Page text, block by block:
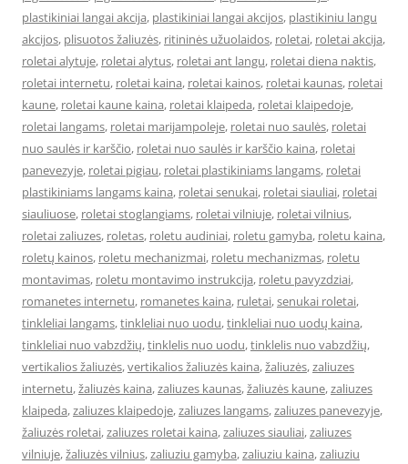
plastikiniai langai akcija, plastikiniai langai akcijos, plastikiniu langu
akcijos, plisuotos žaliuzės, ritininės užuolaidos, roletai, roletai akcija,
roletai alytuje, roletai alytus, roletai ant langu, roletai diena naktis,
roletai internetu, roletai kaina, roletai kainos, roletai kaunas, roletai
kaune, roletai kaune kaina, roletai klaipeda, roletai klaipedoje,
roletai langams, roletai marijampoleje, roletai nuo saulės, roletai
nuo saulės ir karščio, roletai nuo saulės ir karščio kaina, roletai
panevezyje, roletai pigiau, roletai plastikiniams langams, roletai
plastikiniams langams kaina, roletai senukai, roletai siauliai, roletai
siauliuose, roletai stoglangiams, roletai vilniuje, roletai vilnius,
roletai zaliuzes, roletas, roletu audiniai, roletu gamyba, roletu kaina,
roletų kainos, roletu mechanizmai, roletu mechanizmas, roletu
montavimas, roletu montavimo instrukcija, roletu pavyzdziai,
romanetes internetu, romanetes kaina, ruletai,senukai roletai,
tinkleliai langams,tinkleliai nuo uodu,tinkleliai nuo uodų kaina,
tinkleliai nuo vabzdžių,tinklelis nuo uodu,tinklelis nuo vabzdžių,
vertikalios žaliuzės,vertikalios žaliuzės kaina,žaliuzės,zaliuzes
internetu,žaliuzės kaina,zaliuzes kaunas,žaliuzės kaune,zaliuzes
klaipeda,zaliuzes klaipedoje,zaliuzes langams,zaliuzes panevezyje,
žaliuzės roletai,zaliuzes roletai kaina,zaliuzes siauliai,zaliuzes
vilniuje,žaliuzės vilnius,zaliuziu gamyba,zaliuziu kaina,zaliuziu